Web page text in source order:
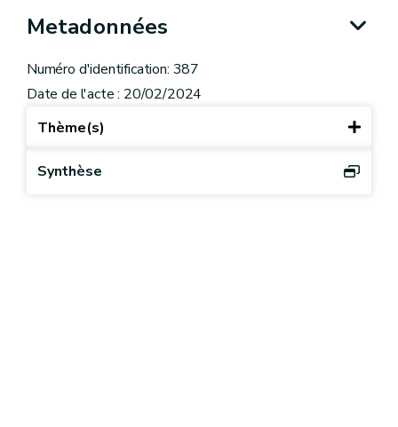
Metadonnées
Numéro d'identification: 387
Date de l'acte : 20/02/2024
Thème(s)
Synthèse